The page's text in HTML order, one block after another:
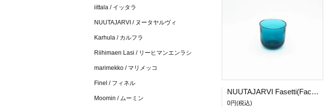
NUUTAJARVI Fasetti(Facet)/ファセッティ ショットグラス ターコイズ
0円(税込)
iittala / イッタラ
NUUTAJARVI / ヌータヤルヴィ
Karhula / カルフラ
Riihimaen Lasi / リーヒマンエンラシ
marimekko / マリメッコ
Finel / フィネル
Moomin / ムーミン